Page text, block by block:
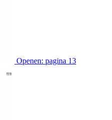
Openen: pagina 13